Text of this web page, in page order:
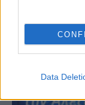
Data